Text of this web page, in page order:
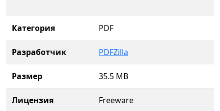
Категория PDF
Разработчик PDFZilla
Размер 35.5 MB
Лицензия Freeware